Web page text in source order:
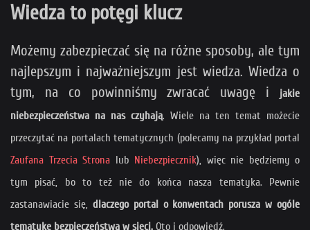
Wiedza to potęgi klucz
Możemy zabezpieczać się na różne sposoby, ale tym
najlepszym i najważniejszym jest wiedza. Wiedza o
tym, na co powinniśmy zwracać uwagę i
jakie
niebezpieczeństwa na nas czyhają. Wiele na ten temat możecie
przeczytać na portalach tematycznych (polecamy na przykład portal
Zaufana Trzecia Strona lub Niebezpiecznik), więc nie będziemy o
tym pisać, bo to też nie do końca nasza tematyka. Pewnie
zastanawiacie się, dlaczego portal o konwentach porusza w ogóle
tematykę bezpieczeństwa w sieci. Oto i odpowiedź.